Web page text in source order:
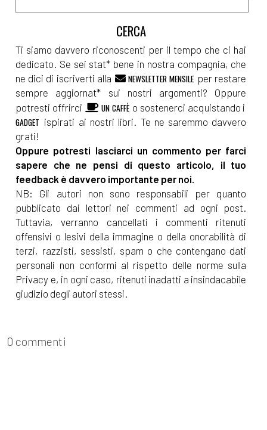
Ti siamo davvero riconoscenti per il tempo che ci hai
dedicato. Se sei stat* bene in nostra compagnia, che
ne dici di iscriverti alla
NEWSLETTER MENSILE per restare
sempre aggiornat* sui nostri argomenti? Oppure
potresti offrirci
UN CAFFÈ o sostenerci acquistando i
GADGET ispirati ai nostri libri. Te ne saremmo davvero
grati!
Oppure potresti lasciarci un commento per farci
sapere che ne pensi di questo articolo, il tuo
feedback è davvero importante per noi.
NB: Gli autori non sono responsabili per quanto
pubblicato dai lettori nei commenti ad ogni post.
Tuttavia, verranno cancellati i commenti ritenuti
offensivi o lesivi della immagine o della onorabilità di
terzi, razzisti, sessisti, spam o che contengano dati
personali non conformi al rispetto delle norme sulla
Privacy e, in ogni caso, ritenuti inadatti a insindacabile
giudizio degli autori stessi.
0 commenti